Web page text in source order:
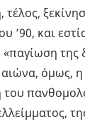
’90, και
«παγίωση της
όμως,
του